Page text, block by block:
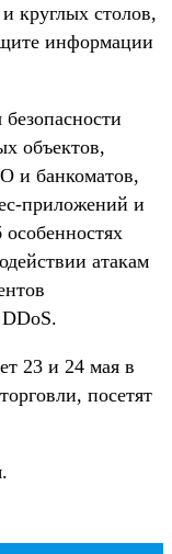
круглых столов,
информации
объектов,
и банкоматов,
приложений и
атакам
23 и 24 мая в
посетят